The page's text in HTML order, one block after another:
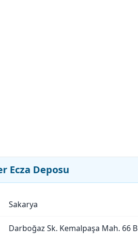
Ecza Deposu
Sakarya
Darboğaz Sk. Kemalpaşa Mah. 66 B